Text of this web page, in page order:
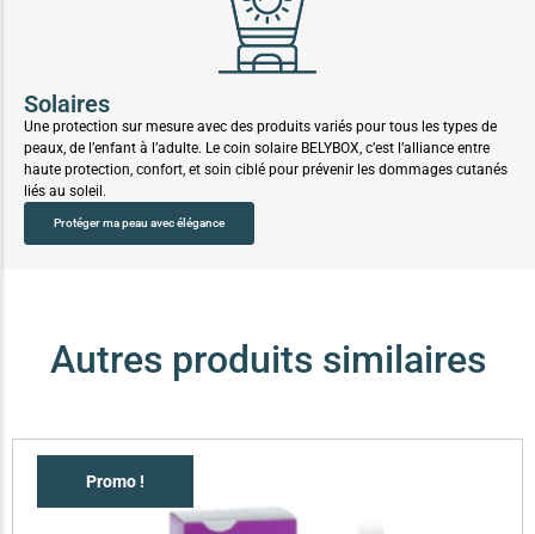
Solaires
Une protection sur mesure avec des produits variés pour tous les types de
peaux, de l’enfant à l’adulte. Le coin solaire BELYBOX, c’est l’alliance entre
haute protection, confort, et soin ciblé pour prévenir les dommages cutanés
liés au soleil.
Protéger ma peau avec élégance
Autres produits similaires
Promo !